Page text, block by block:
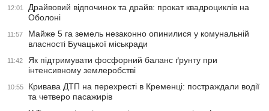
12:01
Драйвовий відпочинок та драйв: прокат квадроциклів на
Оболоні
11:57
Майже 5 га земель незаконно опинилися у комунальній
власності Бучацької міськради
11:42
Як підтримувати фосфорний баланс ґрунту при
інтенсивному землеробстві
10:55
Кривава ДТП на перехресті в Кременці: постраждали водії
та четверо пасажирів